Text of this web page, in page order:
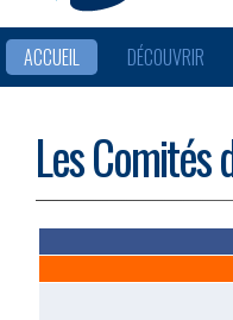
ACCUEIL DÉCOUVRIR
Les Comités